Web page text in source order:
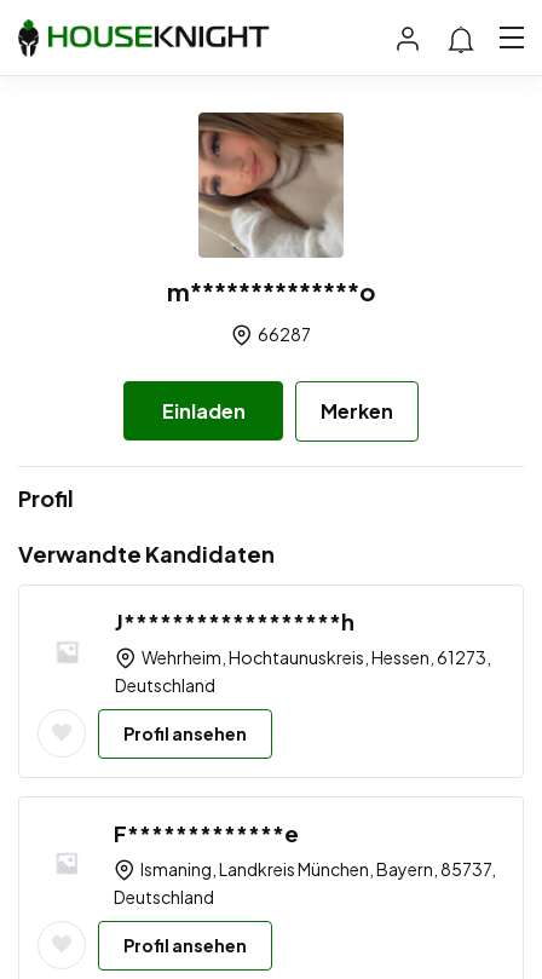
m**************o
66287
Einladen Merken
Profil
Verwandte Kandidaten
J******************h
Wehrheim, Hochtaunuskreis, Hessen, 61273,
Deutschland
Profil ansehen
F*************e
Ismaning, Landkreis München, Bayern, 85737,
Deutschland
Profil ansehen